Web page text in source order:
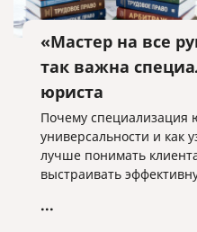
«Мастер на все
так важна
юриста
Почему специализация
универсальности и как
лучше понимать
выстраивать
...